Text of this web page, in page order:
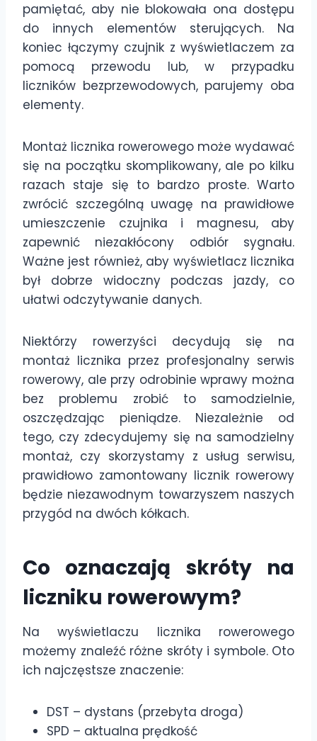
pamiętać, aby nie blokowała ona dostępu
do innych elementów sterujących. Na
koniec łączymy czujnik z wyświetlaczem za
pomocą przewodu lub, w przypadku
liczników bezprzewodowych, parujemy oba
elementy.
Montaż licznika rowerowego może wydawać
się na początku skomplikowany, ale po kilku
razach staje się to bardzo proste. Warto
zwrócić szczególną uwagę na prawidłowe
umieszczenie czujnika i magnesu, aby
zapewnić niezakłócony odbiór sygnału.
Ważne jest również, aby wyświetlacz licznika
był dobrze widoczny podczas jazdy, co
ułatwi odczytywanie danych.
Niektórzy rowerzyści decydują się na
montaż licznika przez profesjonalny serwis
rowerowy, ale przy odrobinie wprawy można
bez problemu zrobić to samodzielnie,
oszczędzając pieniądze. Niezależnie od
tego, czy zdecydujemy się na samodzielny
montaż, czy skorzystamy z usług serwisu,
prawidłowo zamontowany licznik rowerowy
będzie niezawodnym towarzyszem naszych
przygód na dwóch kółkach.
Co oznaczają skróty na
liczniku rowerowym?
Na wyświetlaczu licznika rowerowego
możemy znaleźć różne skróty i symbole. Oto
ich najczęstsze znaczenie:
DST – dystans (przebyta droga)
SPD – aktualna prędkość